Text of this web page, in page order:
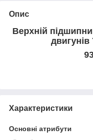
Опис
Верхній
двигунів
Характеристики
Основні атрибути